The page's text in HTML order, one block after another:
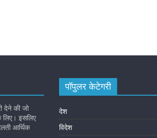
देने की जो
इसलिए
आर्थिक
पॉपुलर केटेगरी
देश
विदेश